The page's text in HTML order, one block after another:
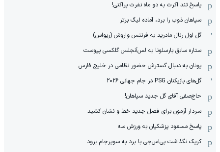
پاسخ تند اکرت به دو ماه نفرت پراکنی!
سپاهان ذوب را برد، آماده لیگ برتر
گل اول رئال مادرید به فرنتس واروش (ریواس)
ستاره سابق بارسلونا به لس‌آنجلس گلکسی پیوست
یونان به دنبال گسترش حضور نظامی در خلیج فارس
گل‌های بازیکنان PSG در جام جهانی 2026
حاج‌صفی آقای گل جدید سپاهان!
سردار آزمون برای فصل جدید خط و نشان کشید
پاسخ مسعود پزشکیان به ورزش سه
کریک نگذاشت پی‌اس‌جی با برد به سوپرجام برود